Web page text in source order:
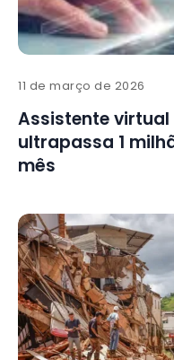
11 de março de 2026
Assistente
ultrapassa 1
mês